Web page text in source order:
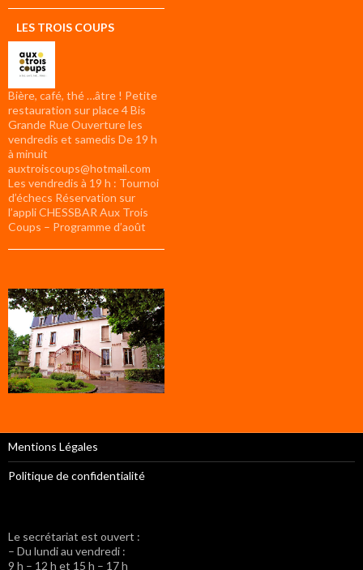
LES TROIS COUPS
Bière, café, thé …âtre ! Petite
restauration sur place 4 Bis
Grande Rue Ouverture les
vendredis et samedis De 19 h
à minuit
auxtroiscoups@hotmail.com
Les vendredis à 19 h : Tournoi
d’échecs Réservation sur
l’appli CHESSBAR Aux Trois
Coups – Programme d’août
Mentions Légales
Politique de confidentialité
Le secrétariat est ouvert :
– Du lundi au vendredi :
9 h – 12 h et 15 h – 17 h